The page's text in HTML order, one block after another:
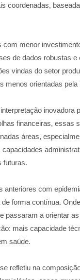
coordenadas,
com menor
de dados robustas
vindas do setor
menos orientadas pela
inovadora
financeiras, essas
áreas,
futuras.
anteriores com
de forma contínua.
passaram a orientar
mais capacidade
saúde.
refletiu na